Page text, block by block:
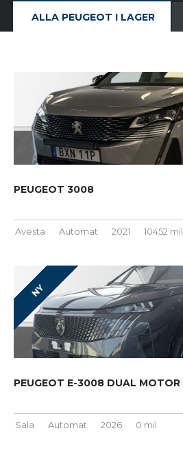
ALLA PEUGEOT I LAGER
PEUGEOT 3008
Avesta Automat 2021 10452 mil
NY
Sala Automat 2026 0 mil